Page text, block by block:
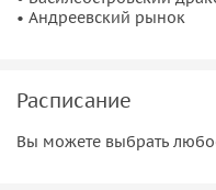
приложение WeGoTrip
Во вкладке «Заказы» вам
аудиоэкскурсию на
• Андреевский рынок
Расписание
Вы можете выбрать